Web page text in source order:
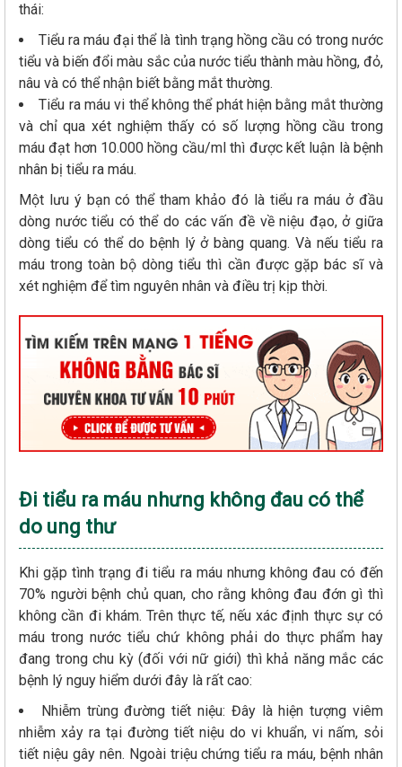
thái:
Tiểu ra máu đại thể là tình trạng hồng cầu có trong nước
tiểu và biến đổi màu sắc của nước tiểu thành màu hồng, đỏ,
nâu và có thể nhận biết bằng mắt thường.
Tiểu ra máu vi thể không thể phát hiện bằng mắt thường
và chỉ qua xét nghiệm thấy có số lượng hồng cầu trong
máu đạt hơn 10.000 hồng cầu/ml thì được kết luận là bệnh
nhân bị tiểu ra máu.
Một lưu ý bạn có thể tham khảo đó là tiểu ra máu ở đầu
dòng nước tiểu có thể do các vấn đề về niệu đạo, ở giữa
dòng tiểu có thể do bệnh lý ở bàng quang. Và nếu tiểu ra
máu trong toàn bộ dòng tiểu thì cần được gặp bác sĩ và
xét nghiệm để tìm nguyên nhân và điều trị kịp thời.
Đi tiểu ra máu nhưng không đau có thể
do ung thư
Khi gặp tình trạng đi tiểu ra máu nhưng không đau có đến
70% người bệnh chủ quan, cho rằng không đau đớn gì thì
không cần đi khám. Trên thực tế, nếu xác định thực sự có
máu trong nước tiểu chứ không phải do thực phẩm hay
đang trong chu kỳ (đối với nữ giới) thì khả năng mắc các
bệnh lý nguy hiểm dưới đây là rất cao:
Nhiễm trùng đường tiết niệu: Đây là hiện tượng viêm
nhiễm xảy ra tại đường tiết niệu do vi khuẩn, vi nấm, sỏi
tiết niệu gây nên. Ngoài triệu chứng tiểu ra máu, bệnh nhân